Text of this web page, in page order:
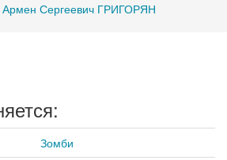
Армен Сергеевич ГРИГОРЯН
Зомби